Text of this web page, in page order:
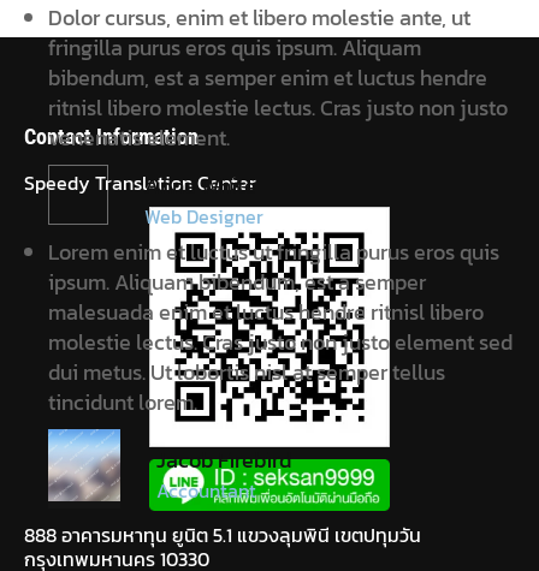
Dolor cursus, enim et libero molestie ante, ut
fringilla purus eros quis ipsum. Aliquam
bibendum, est a semper enim et luctus hendre
ritnisl libero molestie lectus. Cras justo non justo
venenatis element.
Anna White
Web Designer
Lorem enim et luctus ut fringilla purus eros quis
ipsum. Aliquam bibendum, est a semper
malesuada enim et luctus hendre ritnisl libero
molestie lectus. Cras justo non justo element sed
dui metus. Ut lobortis nisl at semper tellus
tincidunt lorem.
Jacob Firebird
Accountant
Contact Information
Speedy Translation Center
888 อาคารมหาทุน ยูนิต 5.1 แขวงลุมพินี เขตปทุมวัน
กรุงเทพมหานคร 10330